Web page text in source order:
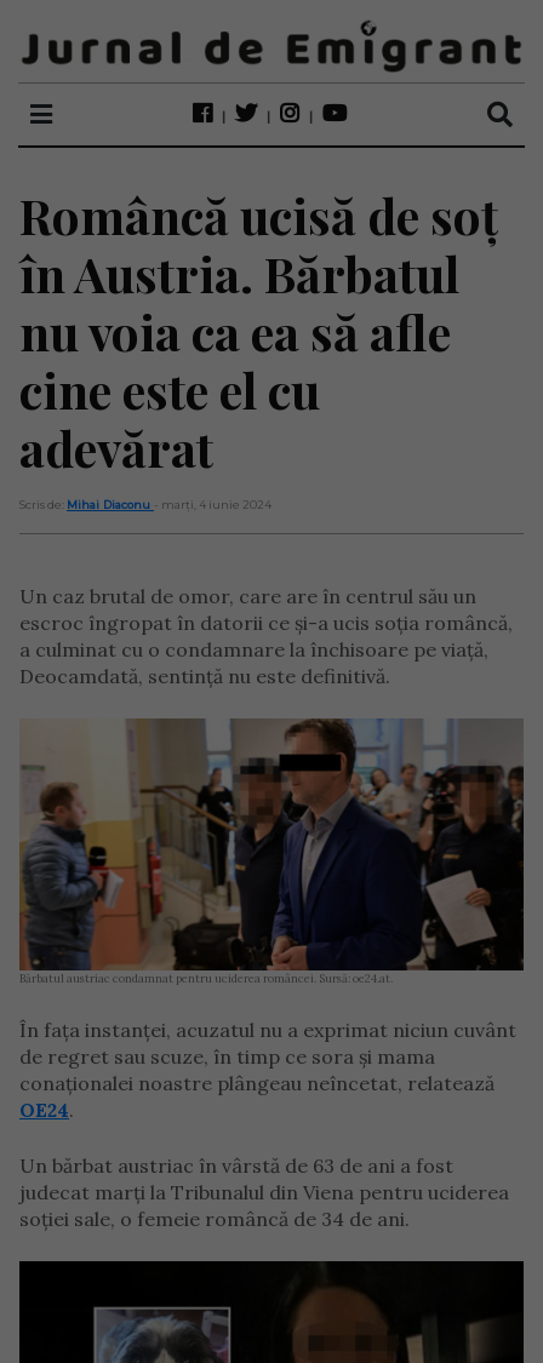
Româncă ucisă de soț
în Austria. Bărbatul
nu voia ca ea să afle
cine este el cu
adevărat
Scris de: Mihai Diaconu - marți, 4 iunie 2024
Un caz brutal de omor, care are în centrul său un
escroc îngropat în datorii ce și-a ucis soția româncă,
a culminat cu o condamnare la închisoare pe viață,
Deocamdată, sentință nu este definitivă.
Bărbatul austriac condamnat pentru uciderea româncei. Sursă: oe24.at.
În fața instanței, acuzatul nu a exprimat niciun cuvânt
de regret sau scuze, în timp ce sora și mama
conaționalei noastre plângeau neîncetat, relatează
OE24.
Un bărbat austriac în vârstă de 63 de ani a fost
judecat marți la Tribunalul din Viena pentru uciderea
soției sale, o femeie româncă de 34 de ani.